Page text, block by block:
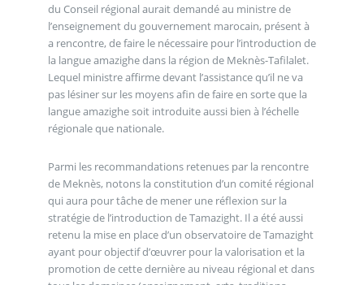
du Conseil régional aurait demandé au ministre de
l’enseignement du gouvernement marocain, présent à
a rencontre, de faire le nécessaire pour l’introduction de
la langue amazighe dans la région de Meknès-Tafilalet.
Lequel ministre affirme devant l’assistance qu’il ne va
pas lésiner sur les moyens afin de faire en sorte que la
langue amazighe soit introduite aussi bien à l’échelle
régionale que nationale.
Parmi les recommandations retenues par la rencontre
de Meknès, notons la constitution d’un comité régional
qui aura pour tâche de mener une réflexion sur la
stratégie de l’introduction de Tamazight. Il a été aussi
retenu la mise en place d’un observatoire de Tamazight
ayant pour objectif d’œuvrer pour la valorisation et la
promotion de cette dernière au niveau régional et dans